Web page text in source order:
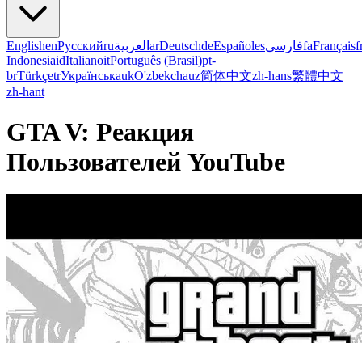
EnglishenРусскийruالعربية arDeutschdeEspañolesفارسیfaFrançais
IndonesiaidItalianoitPortuguês (Brasil)pt-
brTürkçetrУкраїнськаukO'zbekchauz简体中文zh-hans繁體中文
zh-hant
GTA V: Реакция
Пользователей YouTube